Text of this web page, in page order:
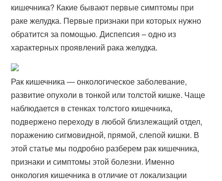
кишечника? Какие бывают первые симптомы при
раке желудка. Первые признаки при которых нужно
обратится за помощью. Диспепсия – одно из
характерных проявлений рака желудка.
Рак кишечника — онкологическое заболевание,
развитие опухоли в тонкой или толстой кишке. Чаще
наблюдается в стенках толстого кишечника,
подвержено переходу в любой близлежащий отдел,
поражению сигмовидной, прямой, слепой кишки. В
этой статье мы подробно разберем рак кишечника,
признаки и симптомы этой болезни. Именно
онкология кишечника в отличие от локализации